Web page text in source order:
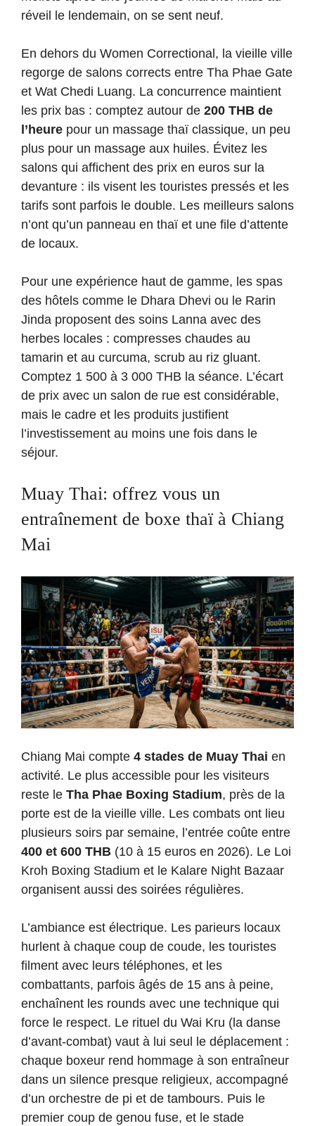
réveil le lendemain, on se sent neuf.
En dehors du Women Correctional, la vieille ville
regorge de salons corrects entre Tha Phae Gate
et Wat Chedi Luang. La concurrence maintient
les prix bas : comptez autour de 200 THB de
l’heure pour un massage thaï classique, un peu
plus pour un massage aux huiles. Évitez les
salons qui affichent des prix en euros sur la
devanture : ils visent les touristes pressés et les
tarifs sont parfois le double. Les meilleurs salons
n’ont qu’un panneau en thaï et une file d’attente
de locaux.
Pour une expérience haut de gamme, les spas
des hôtels comme le Dhara Dhevi ou le Rarin
Jinda proposent des soins Lanna avec des
herbes locales : compresses chaudes au
tamarin et au curcuma, scrub au riz gluant.
Comptez 1 500 à 3 000 THB la séance. L’écart
de prix avec un salon de rue est considérable,
mais le cadre et les produits justifient
l’investissement au moins une fois dans le
séjour.
Muay Thai: offrez vous un
entraînement de boxe thaï à Chiang
Mai
Chiang Mai compte 4 stades de Muay Thai en
activité. Le plus accessible pour les visiteurs
reste le Tha Phae Boxing Stadium, près de la
porte est de la vieille ville. Les combats ont lieu
plusieurs soirs par semaine, l’entrée coûte entre
400 et 600 THB (10 à 15 euros en 2026). Le Loi
Kroh Boxing Stadium et le Kalare Night Bazaar
organisent aussi des soirées régulières.
L’ambiance est électrique. Les parieurs locaux
hurlent à chaque coup de coude, les touristes
filment avec leurs téléphones, et les
combattants, parfois âgés de 15 ans à peine,
enchaînent les rounds avec une technique qui
force le respect. Le rituel du Wai Kru (la danse
d’avant-combat) vaut à lui seul le déplacement :
chaque boxeur rend hommage à son entraîneur
dans un silence presque religieux, accompagné
d’un orchestre de pi et de tambours. Puis le
premier coup de genou fuse, et le stade